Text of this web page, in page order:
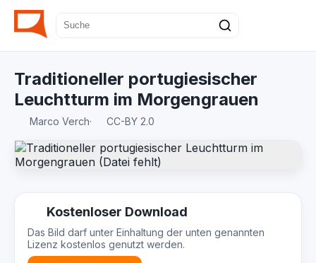
Traditioneller portugiesischer
Leuchtturm im Morgengrauen
Marco Verch· CC-BY 2.0
Kostenloser Download
Das Bild darf unter Einhaltung der unten genannten
Lizenz kostenlos genutzt werden.